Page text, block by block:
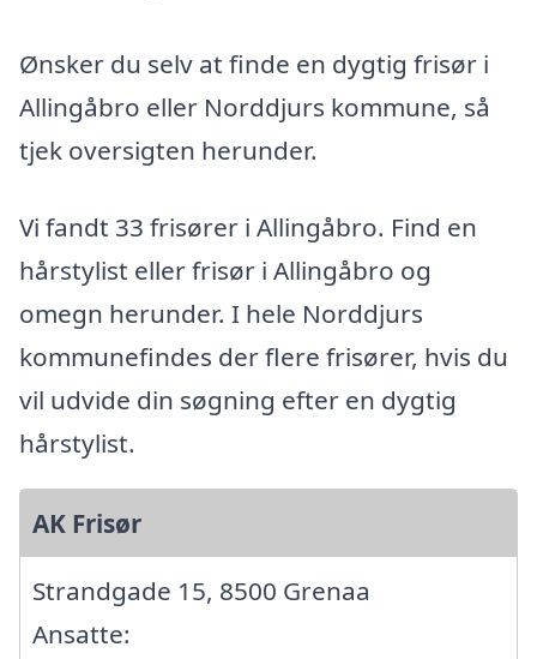
Ønsker du selv at finde en dygtig frisør i
Allingåbro eller Norddjurs kommune, så
tjek oversigten herunder.
Vi fandt 33 frisører i Allingåbro. Find en
hårstylist eller frisør i Allingåbro og
omegn herunder. I hele Norddjurs
kommunefindes der flere frisører, hvis du
vil udvide din søgning efter en dygtig
hårstylist.
AK Frisør
Strandgade 15, 8500 Grenaa
Ansatte: